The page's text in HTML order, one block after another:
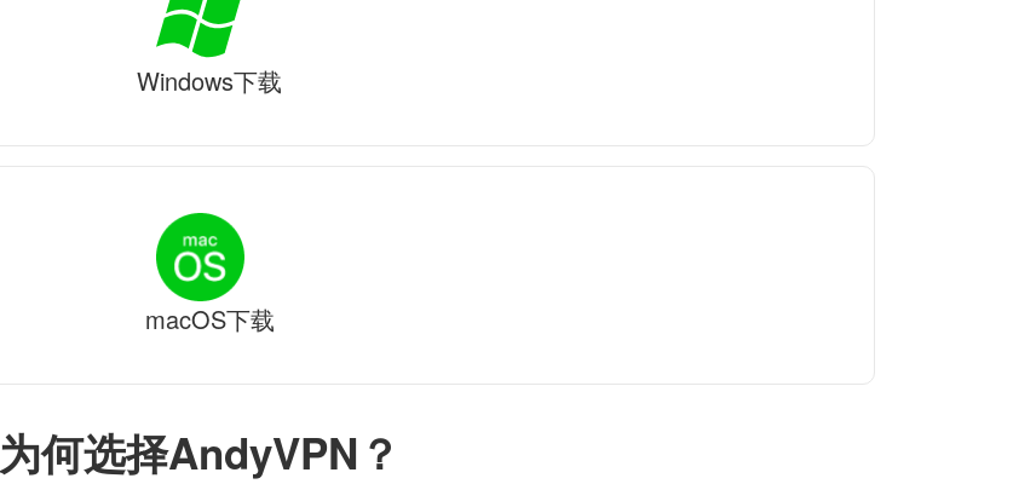
为何选择AndyVPN？
Windows下载
macOS下载